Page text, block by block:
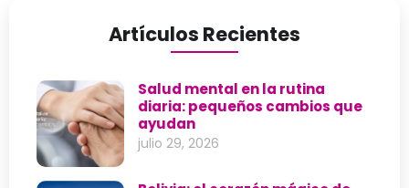
Artículos Recientes
Salud mental en la rutina
diaria: pequeños cambios que
ayudan
julio 29, 2026